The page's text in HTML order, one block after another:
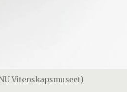
Vitenskapsmuseet)